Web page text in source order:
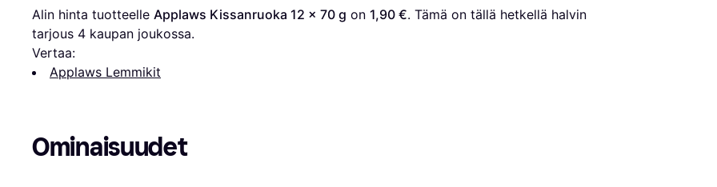
Alin hinta tuotteelle Applaws Kissanruoka 12 x 70 g on 1,90 €. Tämä on tällä hetkellä halvin
tarjous 4 kaupan joukossa.
Vertaa:
Applaws Lemmikit
Ominaisuudet